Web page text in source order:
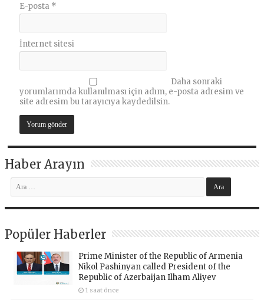
E-posta *
İnternet sitesi
Daha sonraki
yorumlarımda kullanılması için adım, e-posta adresim ve
site adresim bu tarayıcıya kaydedilsin.
Haber Arayın
Popüler Haberler
Prime Minister of the Republic of Armenia
Nikol Pashinyan called President of the
Republic of Azerbaijan Ilham Aliyev
1 saat önce